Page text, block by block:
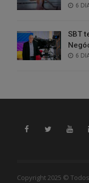
6
SBT
6
Copyright 2025 ©